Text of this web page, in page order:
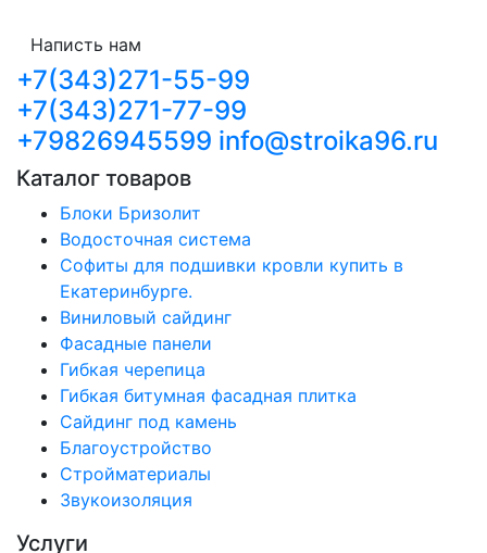
Написть нам
+7(343)271-55-99
+7(343)271-77-99
+79826945599 info@stroika96.ru
Каталог товаров
Блоки Бризолит
Водосточная система
Софиты для подшивки кровли купить в
Екатеринбурге.
Виниловый сайдинг
Фасадные панели
Гибкая черепица
Гибкая битумная фасадная плитка
Сайдинг под камень
Благоустройство
Стройматериалы
Звукоизоляция
Услуги